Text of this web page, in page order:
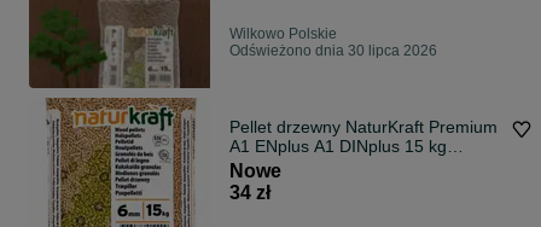
Wilkowo Polskie
Odświeżono dnia 30 lipca 2026
Pellet drzewny NaturKraft Premium
A1 ENplus A1 DINplus 15 kg
certyfikowany
Nowe
34 zł